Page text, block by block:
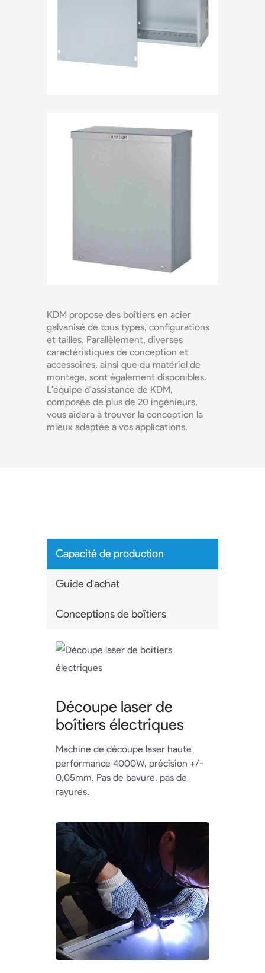
KDM propose des boîtiers en acier
galvanisé de tous types, configurations
et tailles. Parallèlement, diverses
caractéristiques de conception et
accessoires, ainsi que du matériel de
montage, sont également disponibles.
L'équipe d'assistance de KDM,
composée de plus de 20 ingénieurs,
vous aidera à trouver la conception la
mieux adaptée à vos applications.
Capacité de production
Guide d'achat
Conceptions de boîtiers
Découpe laser de
boîtiers électriques
Machine de découpe laser haute
performance 4000W, précision +/-
0,05mm. Pas de bavure, pas de
rayures.